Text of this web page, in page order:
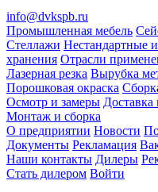
info@dvkspb.ru
Промышленная мебель
Стеллажи Нестандартные
хранения Отрасли
Лазерная резка Вырубка
Порошковая окраска
Осмотр и замеры Доставка
Монтаж и сборка
О предприятии Новости
Документы Рекламация
Наши контакты Дилеры
Стать дилером Войти